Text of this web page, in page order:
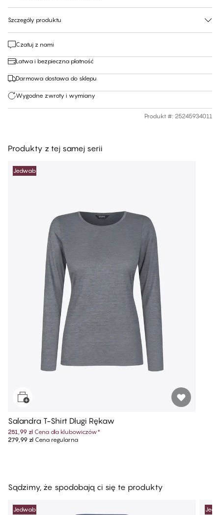
Szczegóły produktu
Czatuj z nami
Łatwa i bezpieczna płatność
Darmowa dostawa do sklepu
Wygodne zwroty i wymiany
Produkt #: 25245934011
Produkty z tej samej serii
Jedwab
Salandra T-Shirt Długi Rękaw
251,99 zł Cena dla klubowiczów*
279,99 złCena regularna
Sądzimy, że spodobają ci się te produkty
Jedwab